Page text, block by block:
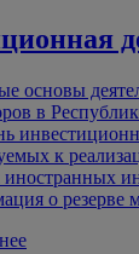
основы
в
к
о резерве